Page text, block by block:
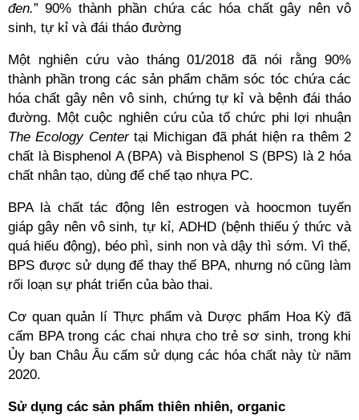
đen.” 90% thành phần chứa các hóa chất gây nên vô
sinh, tự kỉ và đái tháo đường
Một nghiên cứu vào tháng 01/2018 đã nói rằng 90%
thành phần trong các sản phẩm chăm sóc tóc chứa các
hóa chất gây nên vô sinh, chứng tự kỉ và bệnh đái tháo
đường. Một cuộc nghiên cứu của tổ chức phi lợi nhuận
The Ecology Center tại Michigan đã phát hiện ra thêm 2
chất là Bisphenol A (BPA) và Bisphenol S (BPS) là 2 hóa
chất nhân tạo, dùng để chế tạo nhựa PC.
BPA là chất tác động lên estrogen và hoocmon tuyến
giáp gây nên vô sinh, tự kỉ, ADHD (bệnh thiếu ý thức và
quá hiếu động), béo phì, sinh non và dậy thì sớm. Vì thế,
BPS được sử dụng để thay thế BPA, nhưng nó cũng làm
rối loạn sự phát triển của bào thai.
Cơ quan quản lí Thực phẩm và Dược phẩm Hoa Kỳ đã
cấm BPA trong các chai nhựa cho trẻ sơ sinh, trong khi
Ủy ban Châu Âu cấm sử dụng các hóa chất này từ năm
2020.
Sử dụng các sản phẩm thiên nhiên, organic